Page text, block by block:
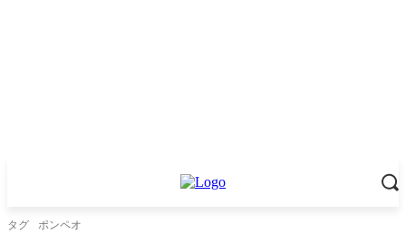
タグ ポンペオ